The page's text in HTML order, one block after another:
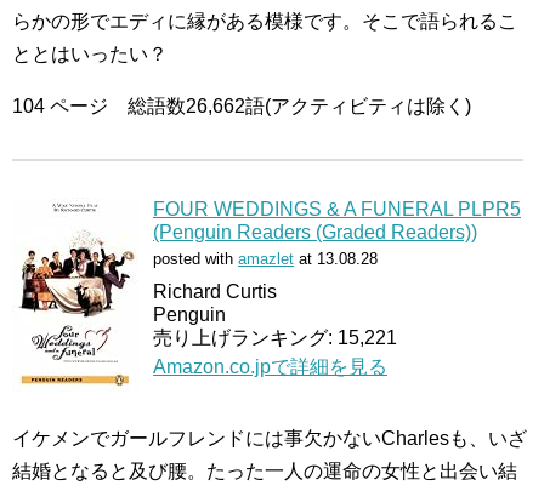
らかの形でエディに縁がある模様です。そこで語られるこ
ととはいったい？
104 ページ 総語数26,662語(アクティビティは除く)
FOUR WEDDINGS & A FUNERAL PLPR5
(Penguin Readers (Graded Readers))
posted with amazlet at 13.08.28
Richard Curtis
Penguin
売り上げランキング: 15,221
Amazon.co.jpで詳細を見る
イケメンでガールフレンドには事欠かないCharlesも、いざ
結婚となると及び腰。たった一人の運命の女性と出会い結